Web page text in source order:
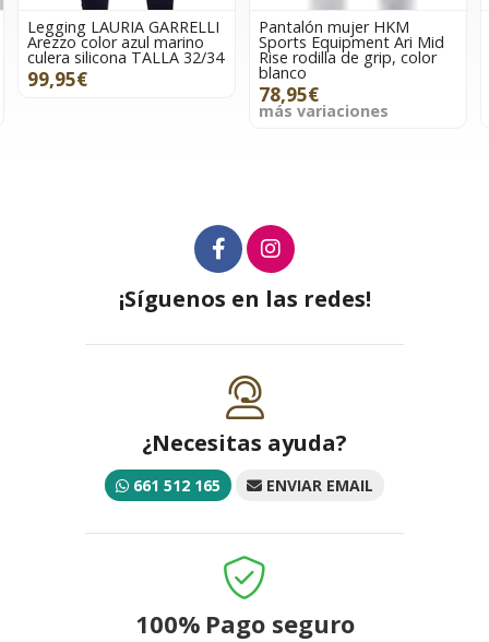
Legging LAURIA GARRELLI
Arezzo color azul marino
culera silicona TALLA 32/34
99,95€
Pantalón mujer HKM
Sports Equipment Ari Mid
Rise rodilla de grip, color
blanco
78,95€
más variaciones
¡Síguenos en las redes!
¿Necesitas ayuda?
661 512 165 ENVIAR EMAIL
100% Pago seguro